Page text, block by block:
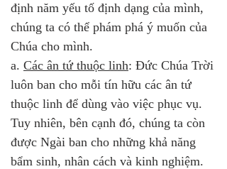
định năm yếu tố định dạng của mình,
chúng ta có thể phám phá ý muốn của
Chúa cho mình.
a. Các ân tứ thuộc linh: Đức Chúa Trời
luôn ban cho mỗi tín hữu các ân tứ
thuộc linh để dùng vào việc phục vụ.
Tuy nhiên, bên cạnh đó, chúng ta còn
được Ngài ban cho những khả năng
bẩm sinh, nhân cách và kinh nghiệm.